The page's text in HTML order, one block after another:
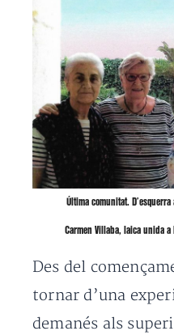
Última comunitat.
Carmen Villaba, laica unida
Des del
tornar d’una
demanés als